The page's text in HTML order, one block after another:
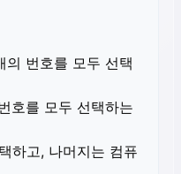
의 번호를 모두 선택
호를 모두 선택하는
하고, 나머지는 컴퓨